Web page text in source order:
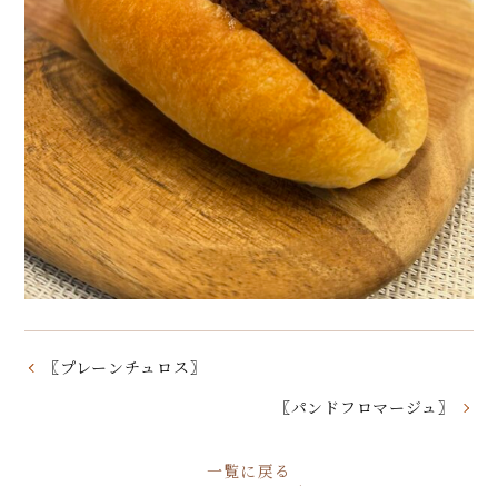
〖プレーンチュロス〗
〖パンドフロマージュ〗
一覧に戻る